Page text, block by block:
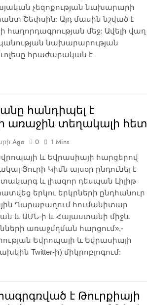
չեզոքության նախարարի
Շեփսին: Այդ մասին նշված է
մեջ: Ավելի վաղ
նախարարության
հրաժարական է
հանդիպել է
առաջին տեղակալի հետ
Ago 0 1 Mins
և Եվրասիայի հարցերով
Յուրի Կիմն այսօր ընդունել է
և լիազոր դեսպան Լիլիթ
երկու երկրների ընդհանուր
Ղարաբաղում հումանիտար
և ԱՄՆ-ի և Հայաստանի միջև
առաջմղման հարցում»,-
Եվրոպայի և Եվրասիայի
Twitter-ի) միկրոբլոգում:
է Թուրքիայի